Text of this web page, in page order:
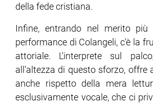
della fede cristiana.
Infine, entrando nel merito più
performance di Colangeli, c'è la
attoriale. L'interprete sul
all'altezza di questo sforzo, offre
anche rispetto della mera
esclusivamente vocale, che ci